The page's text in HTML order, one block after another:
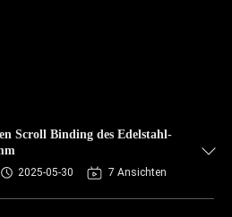
Scroll Binding des Edelstahl-
2025-05-30 7 Ansichten